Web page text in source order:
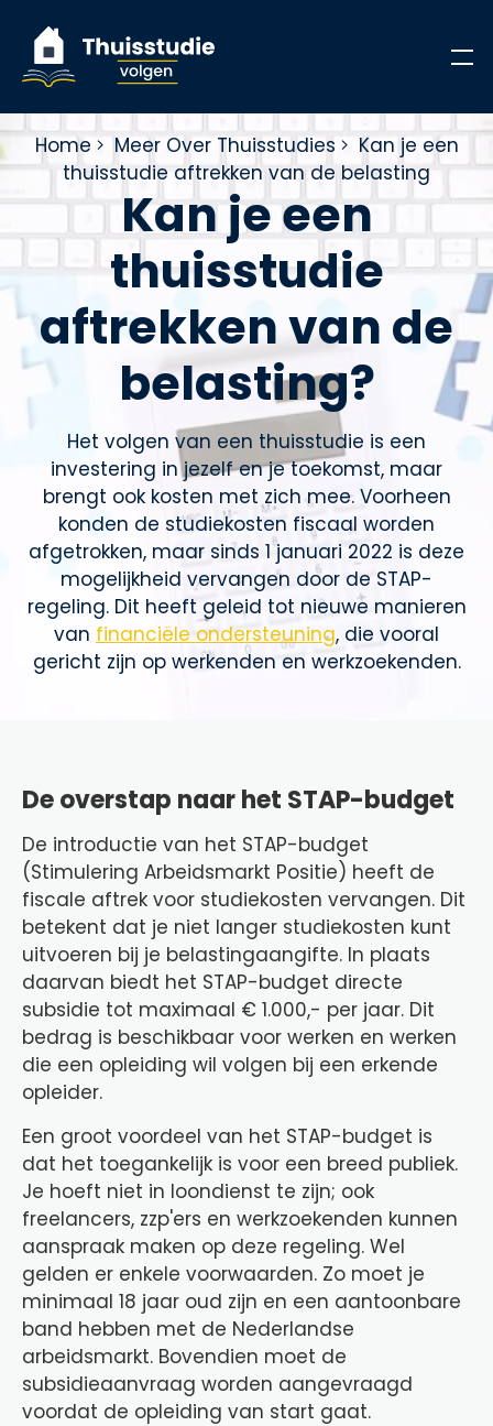
Home Meer Over Thuisstudies
Kan je een
thuisstudie aftrekken van de belasting
Kan je een
thuisstudie
aftrekken van de
belasting?
Het volgen van een thuisstudie is een
investering in jezelf en je toekomst, maar
brengt ook kosten met zich mee. Voorheen
konden de studiekosten fiscaal worden
afgetrokken, maar sinds 1 januari 2022 is deze
mogelijkheid vervangen door de STAP-
regeling. Dit heeft geleid tot nieuwe manieren
van financiële ondersteuning, die vooral
gericht zijn op werkenden en werkzoekenden.
De overstap naar het STAP-budget
De introductie van het STAP-budget
(Stimulering Arbeidsmarkt Positie) heeft de
fiscale aftrek voor studiekosten vervangen. Dit
betekent dat je niet langer studiekosten kunt
uitvoeren bij je belastingaangifte. In plaats
daarvan biedt het STAP-budget directe
subsidie tot maximaal € 1.000,- per jaar. Dit
bedrag is beschikbaar voor werken en werken
die een opleiding wil volgen bij een erkende
opleider.
Een groot voordeel van het STAP-budget is
dat het toegankelijk is voor een breed publiek.
Je hoeft niet in loondienst te zijn; ook
freelancers, zzp'ers en werkzoekenden kunnen
aanspraak maken op deze regeling. Wel
gelden er enkele voorwaarden. Zo moet je
minimaal 18 jaar oud zijn en een aantoonbare
band hebben met de Nederlandse
arbeidsmarkt. Bovendien moet de
subsidieaanvraag worden aangevraagd
voordat de opleiding van start gaat.